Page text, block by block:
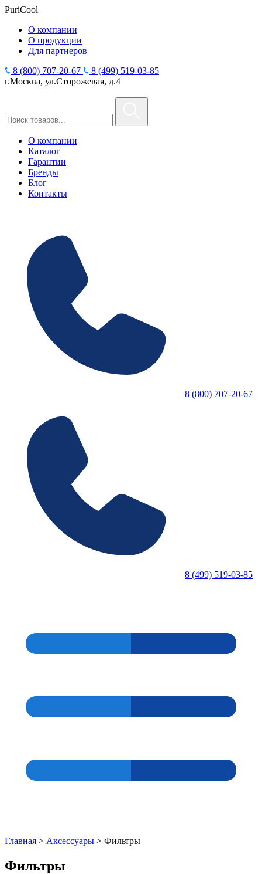
PuriCool
О компании
О продукции
Для партнеров
8 (800) 707-20-67
8 (499) 519-03-85
г.Москва, ул.Сторожевая, д.4
О компании
Каталог
Гарантии
Бренды
Блог
Контакты
8 (800) 707-20-67
8 (499) 519-03-85
Главная > Аксессуары > Фильтры
Фильтры